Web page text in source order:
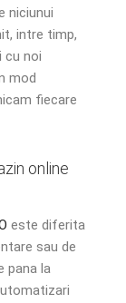
niciunui
intre timp,
cu noi
mod
fiecare
online
este diferita
sau de
pana la